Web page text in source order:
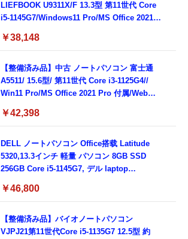
LIEFBOOK U9311X/F 13.3型 第11世代 Core
i5-1145G7/Windows11 Pro/MS Office 2021搭
Type-C/360度回転対応/有線静音マウス付
8GB,SSD256GB)
￥38,148
【整備済み品】中古 ノートパソコン 富士通
A5511/ 15.6型/ 第11世代 Core i3-1125G4//
Win11 Pro/MS Office 2021 Pro 付属/Webカ
3.0)/ 有線静音マウス付属/ 180日保証（メモリ
￥42,398
DELL ノートパソコン Office搭载 Latitude
5320,13.3インチ 軽量 パソコン 8GB SSD
256GB Core i5-1145G7, デル laptop
ド付き (整備済み品)
￥46,800
【整備済み品】バイオノートパソコン
VJPJ21第11世代Core i5-1135G7 12.5型 約